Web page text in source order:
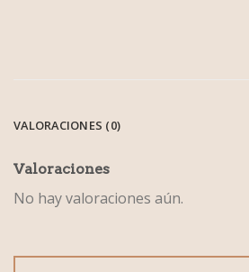
VALORACIONES (0)
Valoraciones
No hay valoraciones aún.